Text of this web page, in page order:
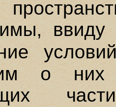
ввиду
о них